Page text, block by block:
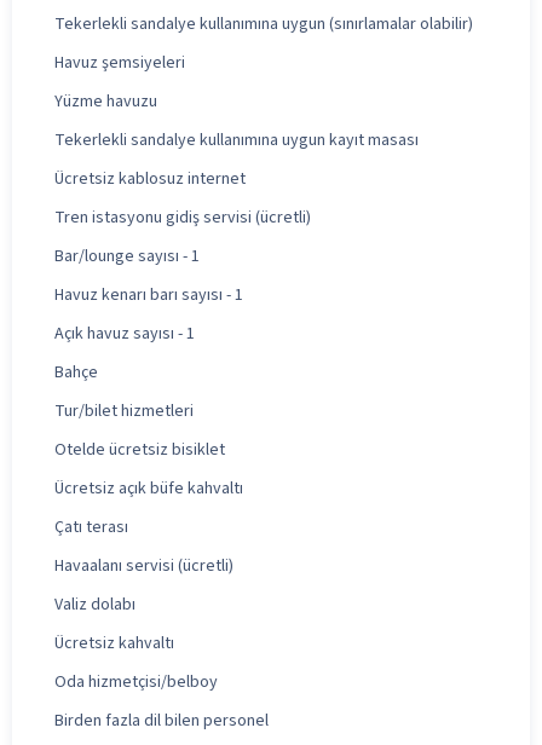
Tekerlekli sandalye kullanımına uygun (sınırlamalar olabilir)
Havuz şemsiyeleri
Yüzme havuzu
Tekerlekli sandalye kullanımına uygun kayıt masası
Ücretsiz kablosuz internet
Tren istasyonu gidiş servisi (ücretli)
Bar/lounge sayısı - 1
Havuz kenarı barı sayısı - 1
Açık havuz sayısı - 1
Bahçe
Tur/bilet hizmetleri
Otelde ücretsiz bisiklet
Ücretsiz açık büfe kahvaltı
Çatı terası
Havaalanı servisi (ücretli)
Valiz dolabı
Ücretsiz kahvaltı
Oda hizmetçisi/belboy
Birden fazla dil bilen personel